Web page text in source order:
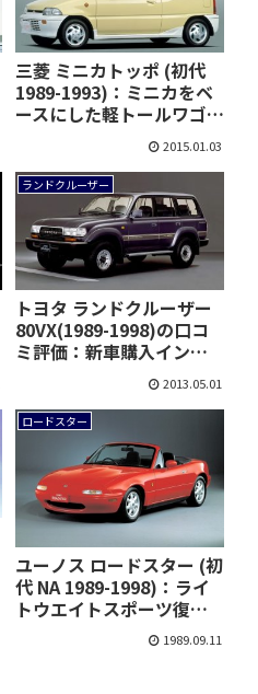
三菱 ミニカトッポ (初代
1989-1993)：ミニカをベ
ースにした軽トールワゴ
ンモデル [H22/27] 2015.01.03
ランドクルーザー
トヨタ ランドクルーザー
80VX(1989-1998)の口コ
ミ評価：新車購入インプ
2013.05.01
ロードスター
ユーノス ロードスター (初
代 NA 1989-1998)：ライ
トウエイトスポーツ復権
1989.09.11